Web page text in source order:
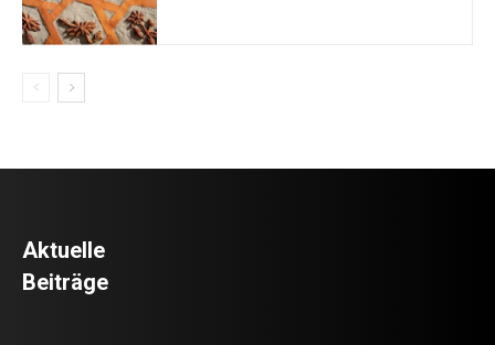
Aktuelle
Beiträge